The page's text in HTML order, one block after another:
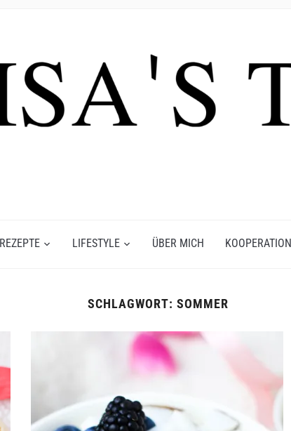
REZEPTE LIFESTYLE ÜBER MICH KOOPERATION
SCHLAGWORT: SOMMER